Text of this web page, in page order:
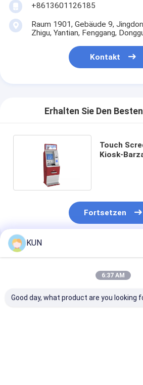
+8613601126185
Raum 1901, Gebäude 9,
Zhigu, Yantian, Fenggang,
Kontakt
Erhalten Sie Den
Touch
Kiosk-
Fortsetzen
Empfohlene Produkte
KUN
6:37 AM
Good day, what product are you looking